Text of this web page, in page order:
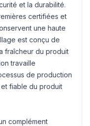
et la durabilité.
certifiées et
une haute
est conçu de
fraîcheur du produit
travaille
de production
fiable du produit
complément